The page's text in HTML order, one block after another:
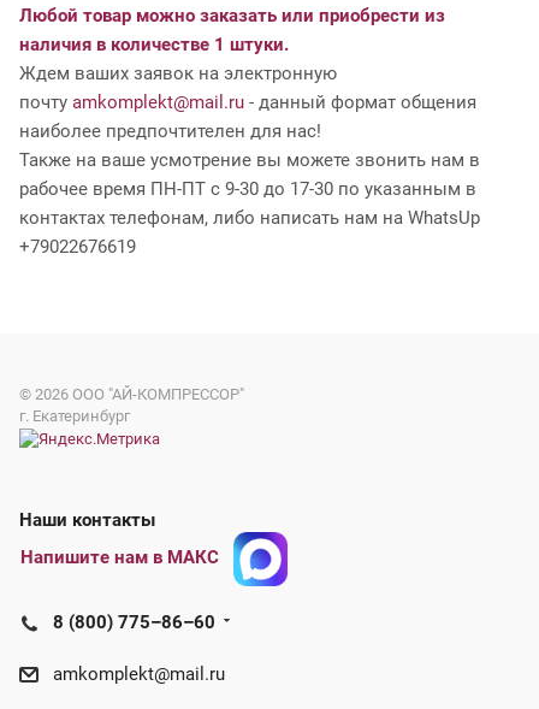
Любой товар можно заказать или приобрести из
наличия в количестве 1 штуки.
Ждем ваших заявок на электронную
почту amkomplekt@mail.ru - данный формат общения
наиболее предпочтителен для нас!
Также на ваше усмотрение вы можете звонить нам в
рабочее время ПН-ПТ с 9-30 до 17-30 по указанным в
контактах телефонам, либо написать нам на WhatsUp
+79022676619
© 2026 ООО "АЙ-КОМПРЕССОР"
г. Екатеринбург
Наши контакты
Напишите нам в МАКС
8 (800) 775–86–60
amkomplekt@mail.ru